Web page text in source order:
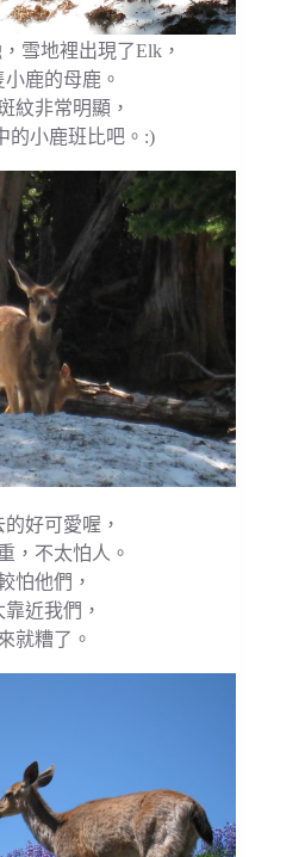
雪地裡出現了Elk，
鹿的母鹿。
紋非常明顯，
的小鹿班比吧。:)
好可愛喔，
，不太怕人。
怕他們，
近我們，
就糟了。